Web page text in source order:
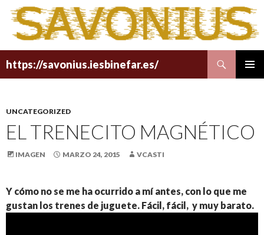
https://savonius.iesbinefar.es/
SALTAR
CONTENIDO
UNCATEGORIZED
EL TRENECITO MAGNÉTICO
IMAGEN MARZO 24, 2015 VCASTI
Y cómo no se me ha ocurrido a mí antes, con lo que me
gustan los trenes de juguete. Fácil, fácil, y muy barato.